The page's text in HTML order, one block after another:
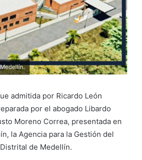
admitida por Ricardo León
por el abogado Libardo
Moreno Correa, presentada en
la Agencia para la Gestión del
de Medellín.